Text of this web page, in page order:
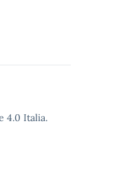
4.0 Italia.